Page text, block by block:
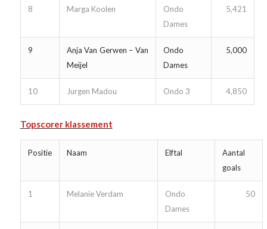
8 Marga Koolen
Ondo
Dames
5,421
9
Anja Van Gerwen – Van
Meijel
Ondo
Dames
5,000
10 Jurgen Madou Ondo 3 4,850
Topscorer klassement
Positie Naam Elftal
Aantal
goals
1 Melanie Verdam
Ondo
Dames
50